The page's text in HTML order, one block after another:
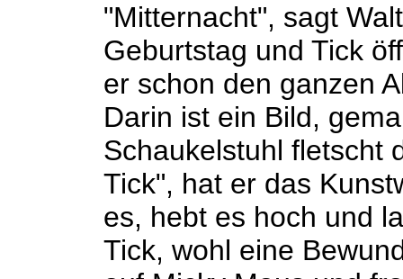
"Mitternacht", sagt
Geburtstag und Tick
er schon den ganzen
Darin ist ein Bild,
Schaukelstuhl fletscht
Tick", hat er das
es, hebt es hoch und
Tick, wohl eine